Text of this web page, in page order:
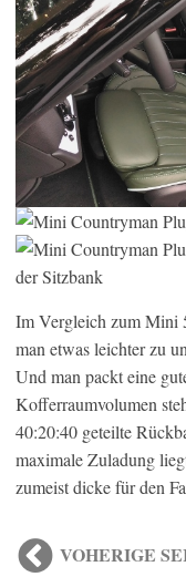
Im Vergleich zum Mini
man etwas leichter zu
Und man packt eine
Kofferraumvolumen
40:20:40 geteilte
maximale Zuladung
zumeist dicke für den
VOHERIGE